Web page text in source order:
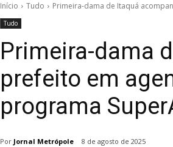
Início Tudo Primeira-dama de Itaquá
Tudo
Primeira-dama
prefeito em
programa
Por Jornal Metrópole 8 de agosto de 2025